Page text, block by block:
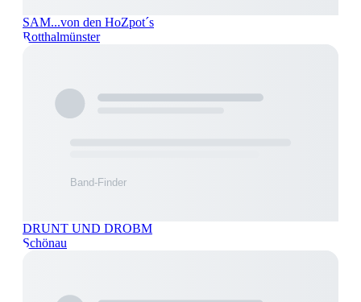
SAM...von den HoZpot´s
Rotthalmünster
DRUNT UND DROBM
Schönau